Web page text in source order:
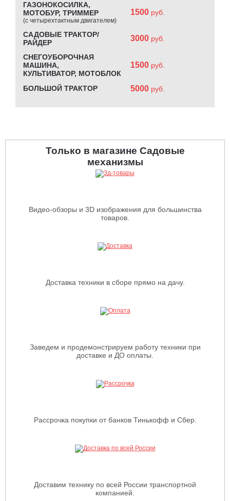
ГАЗОНОКОСИЛКА,
МОТОБУР, ТРИММЕР
(с четырехтактным двигателем)
1500 руб.
САДОВЫЕ ТРАКТОР/
РАЙДЕР
3000 руб.
СНЕГОУБОРОЧНАЯ
МАШИНА,
КУЛЬТИВАТОР, МОТОБЛОК
1500 руб.
БОЛЬШОЙ ТРАКТОР 5000 руб.
Только в магазине Садовые
механизмы
Видео-обзоры и 3D изображения для большинства
товаров.
Доставка техники в сборе прямо на дачу.
Заведем и продемонстрируем работу техники при
доставке и ДО оплаты.
Рассрочка покупки от банков Тинькофф и Сбер.
Доставим технику по всей России транспортной
компанией.